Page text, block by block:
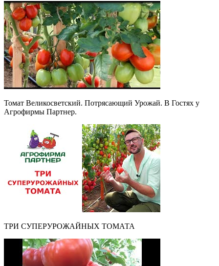
Томат Великосветский. Потрясающий Урожай. В Гостях у
Агрофирмы Партнер.
ТРИ СУПЕРУРОЖАЙНЫХ ТОМАТА